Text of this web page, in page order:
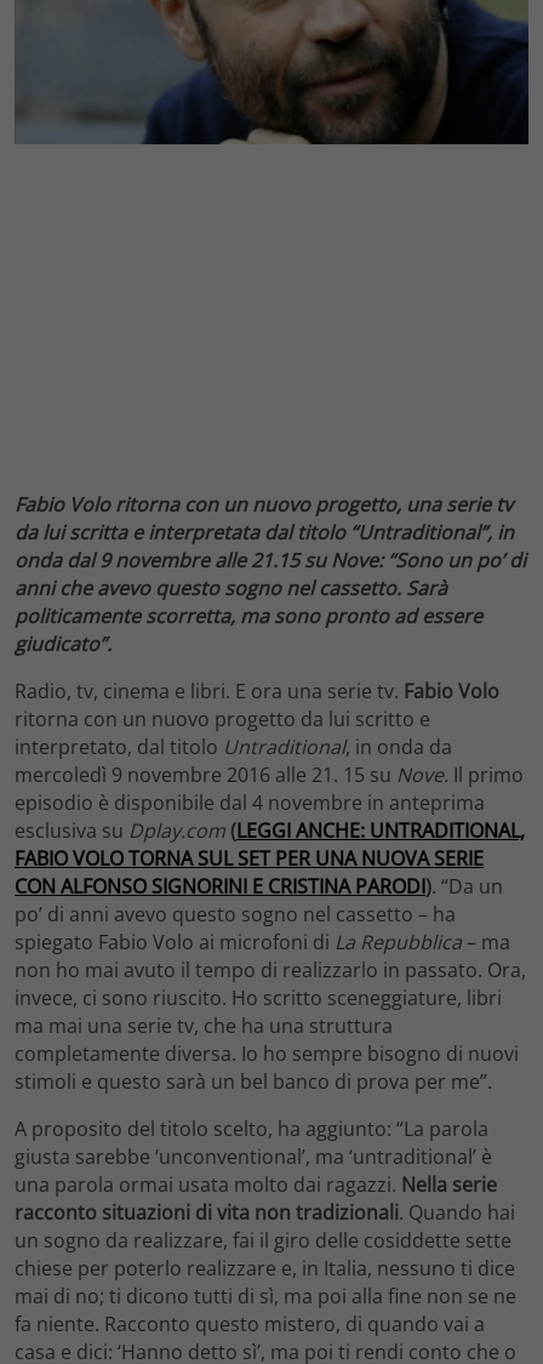
Fabio Volo ritorna con un nuovo progetto, una serie tv
da lui scritta e interpretata dal titolo “Untraditional”, in
onda dal 9 novembre alle 21.15 su Nove: “Sono un po’ di
anni che avevo questo sogno nel cassetto. Sarà
politicamente scorretta, ma sono pronto ad essere
giudicato”.
Radio, tv, cinema e libri. E ora una serie tv. Fabio Volo
ritorna con un nuovo progetto da lui scritto e
interpretato, dal titolo Untraditional, in onda da
mercoledì 9 novembre 2016 alle 21. 15 su Nove. Il primo
episodio è disponibile dal 4 novembre in anteprima
esclusiva su Dplay.com(LEGGI ANCHE: UNTRADITIONAL,
FABIO VOLO TORNA SUL SET PER UNA NUOVA SERIE
CON ALFONSO SIGNORINI E CRISTINA PARODI). “Da un
po’ di anni avevo questo sogno nel cassetto – ha
spiegato Fabio Volo ai microfoni di La Repubblica– ma
non ho mai avuto il tempo di realizzarlo in passato. Ora,
invece, ci sono riuscito. Ho scritto sceneggiature, libri
ma mai una serie tv, che ha una struttura
completamente diversa. Io ho sempre bisogno di nuovi
stimoli e questo sarà un bel banco di prova per me”.
A proposito del titolo scelto, ha aggiunto: “La parola
giusta sarebbe ‘unconventional’, ma ‘untraditional’ è
una parola ormai usata molto dai ragazzi. Nella serie
racconto situazioni di vita non tradizionali. Quando hai
un sogno da realizzare, fai il giro delle cosiddette sette
chiese per poterlo realizzare e, in Italia, nessuno ti dice
mai di no; ti dicono tutti di sì, ma poi alla fine non se ne
fa niente. Racconto questo mistero, di quando vai a
casa e dici: ‘Hanno detto sì’, ma poi ti rendi conto che o